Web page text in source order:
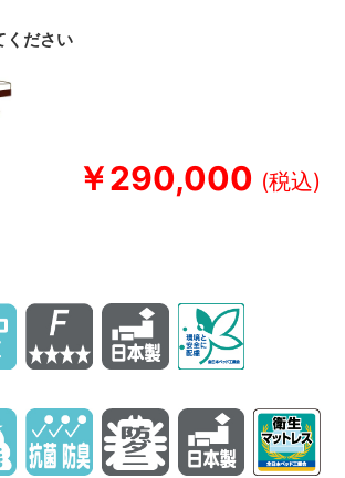
￥290,000
ください